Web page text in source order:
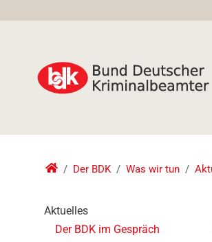
Der BDK Was wir tun
Aktuelles
Der BDK im Gespräch